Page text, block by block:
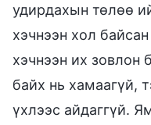
удирдахын төлөө
хэчнээн хол
хэчнээн их зовлон
байх нь хамаагүй,
үхлээс айдаггүй.